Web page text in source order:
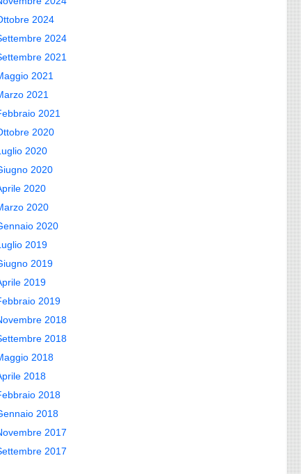
2024
2024
2021
2021
2021
2021
2020
2020
2020
2020
2020
2020
2019
2019
2019
2019
2018
2018
2018
2018
2018
2018
2017
2017